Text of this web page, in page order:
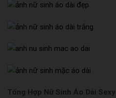
Tổng Hợp Nữ Sinh Áo Dài Sexy